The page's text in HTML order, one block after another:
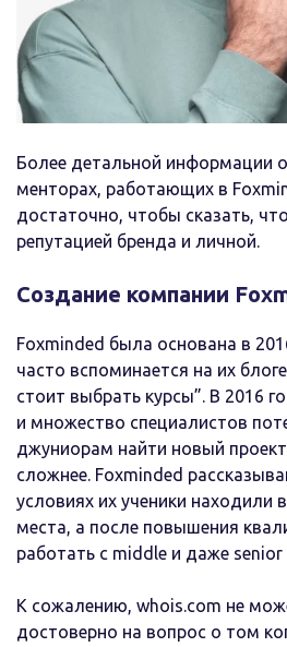
Более детальной информации
менторах, работающих в
достаточно, чтобы сказать,
репутацией бренда и личной.
Создание компании
Foxminded была основана в
часто вспоминается на их
стоит выбрать курсы”. В 2016
и множество специалистов
джуниорам найти новый
сложнее. Foxminded
условиях их ученики
места, а после повышения
работать с middle и даже
К сожалению, whois.com не
достоверно на вопрос о том